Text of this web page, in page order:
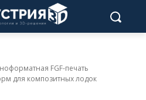
FGF-печать
для композитных лодок